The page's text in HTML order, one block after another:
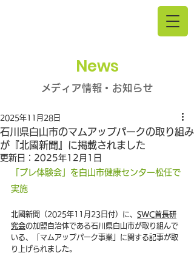
News
メディア情報・お知らせ
石川県白山市のマムアップパークの取り組み
が『北國新聞』に掲載されました
2025年11月28日
更新日： 2025年12月1日
「プレ体験会」を白山市健康センター松任で
実施
北國新聞（2025年11月23日付）に、 SWC首長研
究会の加盟自治体である石川県白山市が取り組んで
いる、「マムアップパーク事業」に関する記事が取
り上げられました。